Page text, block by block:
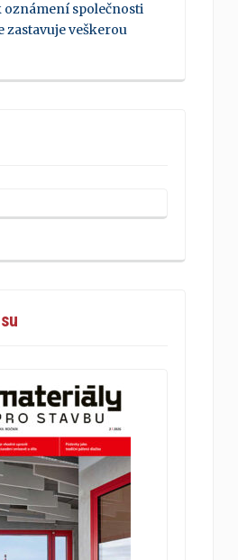
oznámení společnosti
zastavuje veškerou